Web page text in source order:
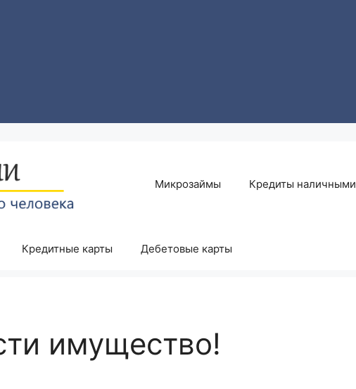
Микрозаймы Кредиты наличными
Кредитные карты Дебетовые карты
имущество!